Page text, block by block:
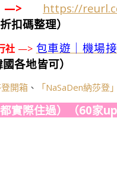
—>
https://
扣碼整理）
社 —> 包車遊｜機場
國各地皆可）
開箱 、 「NaSaDen納莎登
實際住過）（60家up